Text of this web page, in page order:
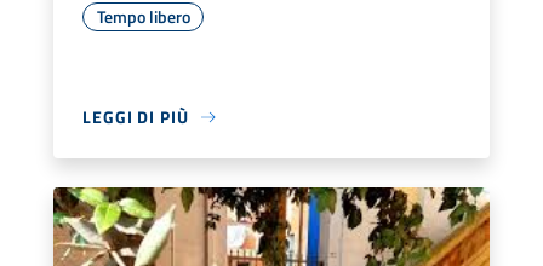
Tempo libero
LEGGI DI PIÙ